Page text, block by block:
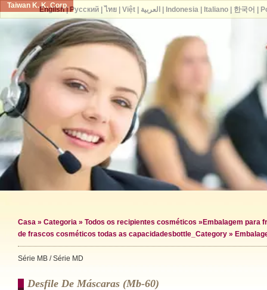
Taiwan K. K. Corp.
Casa » Categoria » Todos os recipientes cosméticos » Embalagem para
de frascos cosméticos todas as capacidades bottle_Category »
Série MB / Série MD
Desfile De Máscaras (mb-60)
English| Русский| ไทย| Việt| العربية Indonesia| Italiano| 한국어